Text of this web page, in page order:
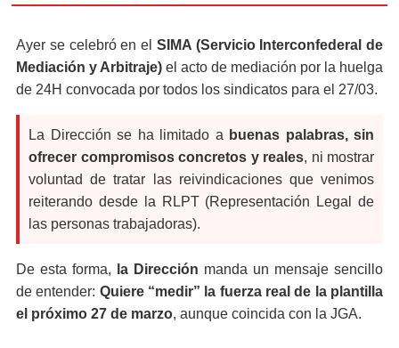
Ayer se celebró en el SIMA (Servicio Interconfederal de
Mediación y Arbitraje) el acto de mediación por la huelga
de 24H convocada por todos los sindicatos para el 27/03.
La Dirección se ha limitado a buenas palabras, sin
ofrecer compromisos concretos y reales, ni mostrar
voluntad de tratar las reivindicaciones que venimos
reiterando desde la RLPT (Representación Legal de
las personas trabajadoras).
De esta forma, la Dirección manda un mensaje sencillo
de entender: Quiere “medir” la fuerza real de la plantilla
el próximo 27 de marzo, aunque coincida con la JGA.